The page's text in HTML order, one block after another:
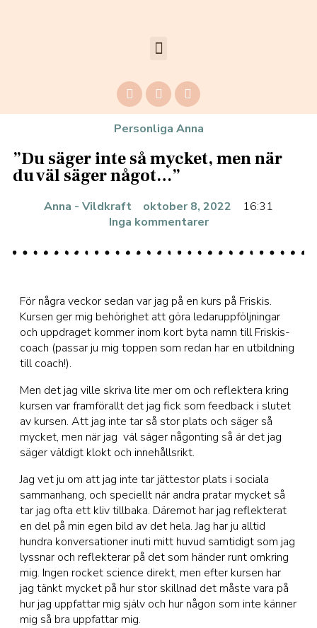
Personliga Anna
”Du säger inte så mycket, men när
du väl säger något…”
Anna - Vildkraft oktober 8, 2022
16:31
Inga kommentarer
För några veckor sedan var jag på en kurs på Friskis.
Kursen ger mig behörighet att göra ledaruppföljningar
och uppdraget kommer inom kort byta namn till Friskis-
coach (passar ju mig toppen som redan har en utbildning
till coach!).
Men det jag ville skriva lite mer om och reflektera kring
kursen var framförallt det jag fick som feedback i slutet
av kursen. Att jag inte tar så stor plats och säger så
mycket, men när jag väl säger någonting så är det jag
säger väldigt klokt och innehållsrikt.
Jag vet ju om att jag inte tar jättestor plats i sociala
sammanhang, och speciellt när andra pratar mycket så
tar jag ofta ett kliv tillbaka. Däremot har jag reflekterat
en del på min egen bild av det hela. Jag har ju alltid
hundra konversationer inuti mitt huvud samtidigt som jag
lyssnar och reflekterar på det som händer runt omkring
mig. Ingen rocket science direkt, men efter kursen har
jag tänkt mycket på hur stor skillnad det måste vara på
hur jag uppfattar mig själv och hur någon som inte känner
mig så bra uppfattar mig.